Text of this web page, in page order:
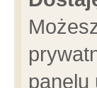
panelu